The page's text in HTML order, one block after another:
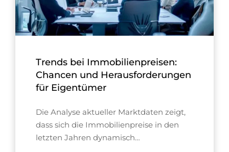
Trends bei Immobilienpreisen:
Chancen und Herausforderungen
für Eigentümer
Die Analyse aktueller Marktdaten zeigt,
dass sich die Immobilienpreise in den
letzten Jahren dynamisch…